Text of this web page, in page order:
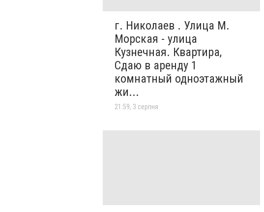
г. Николаев . Улица М.
Морская - улица
Кузнечная. Квартира,
Сдаю в аренду 1
комнатный одноэтажный
жи...
21:59, 3 серпня